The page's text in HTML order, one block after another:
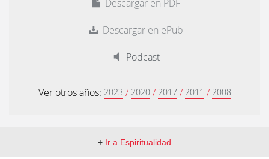
Descargar en PDF
Descargar en ePub
Podcast
Ver otros años: 2023 / 2020 / 2017 / 2011 / 2008
+ Ir a Espiritualidad